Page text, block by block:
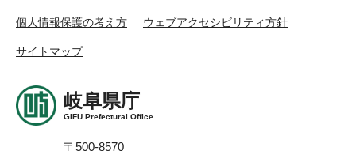
個人情報保護の考え方 ウェブアクセシビリティ方針
サイトマップ
岐阜県庁
GIFU Prefectural Office
〒500-8570